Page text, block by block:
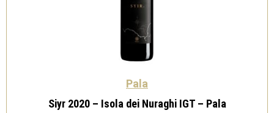
Pala
Siyr 2020 – Isola dei Nuraghi IGT – Pala